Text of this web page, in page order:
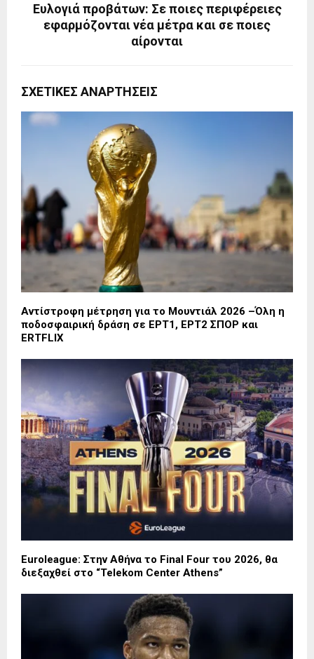
Ευλογιά προβάτων: Σε ποιες περιφέρειες
εφαρμόζονται νέα μέτρα και σε ποιες
αίρονται
ΣΧΕΤΙΚΈΣ ΑΝΑΡΤΉΣΕΙΣ
Αντίστροφη μέτρηση για το Μουντιάλ 2026 –Όλη η
ποδοσφαιρική δράση σε ΕΡΤ1, ΕΡΤ2 ΣΠΟΡ και
ERTFLIX
Euroleague: Στην Αθήνα το Final Four του 2026, θα
διεξαχθεί στο “Telekom Center Athens”